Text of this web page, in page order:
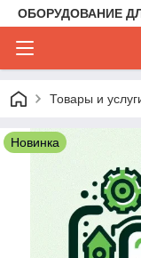
ОБОРУДОВАНИЕ
Товары и
Новинка